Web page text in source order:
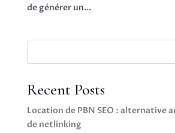
de générer un...
Recent Posts
Location de PBN SEO : alternative
de netlinking